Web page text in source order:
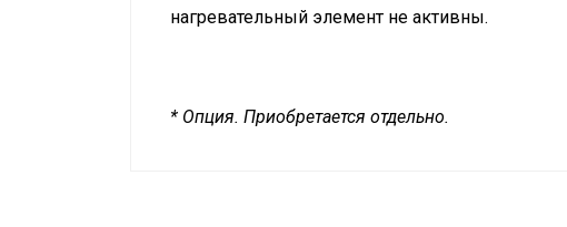
нагревательный элемент не активны.
* Опция. Приобретается отдельно.